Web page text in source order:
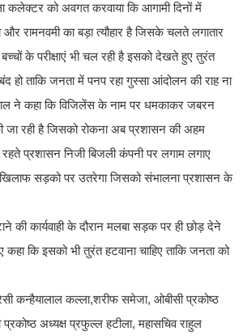
कलेक्टर को अवगत करवाया कि आगामी दिनों में
और रामनवमी का बड़ा त्यौहार है जिसके चलते लगातार
के परीक्षाएं भी चल रही है इसको देखते हुए तुरंत
हो ताकि जनता में पनप रहा गुस्सा आंदोलन की राह ना
ने कहा कि विजिलेंस के नाम पर धमकाकर जबरन
जा रही है जिसको रोकना अब प्रशासन की अहम
प्रशासन निजी बिजली कंपनी पर लगाम लगाए
सड़को पर उतरेगा जिसको संभालना प्रशासन के
की कार्यवाही के दौरान मलबा सड़क पर ही छोड़ देने
कि इसको भी तुरंत हटवाना चाहिए ताकि जनता को
कन्हैयालाल कल्ला,शरीफ समेजा, ओबीसी प्रकोष्ठ
अध्यक्ष प्रफुल्ल हटीला, महासचिव राहुल